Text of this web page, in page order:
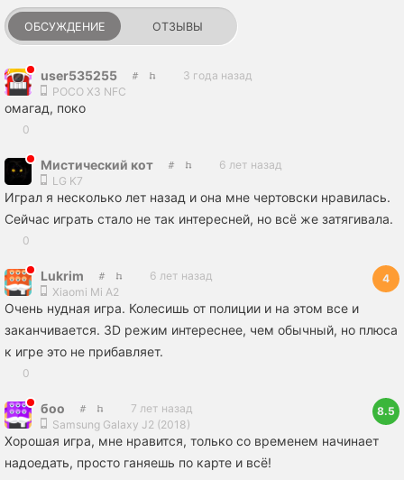
ОБСУЖДЕНИЕ ОТЗЫВЫ
user535255
3 года назад
POCO X3 NFC
омагад, поко
0
Мистический кот
6 лет назад
LG K7
Играл я несколько лет назад и она мне чертовски нравилась.
Сейчас играть стало не так интересней, но всё же затягивала.
0
Lukrim
6 лет назад
Xiaomi Mi A2
4
Очень нудная игра. Колесишь от полиции и на этом все и
заканчивается. 3D режим интереснее, чем обычный, но плюса
к игре это не прибавляет.
0
боо
7 лет назад
Samsung Galaxy J2 (2018)
8.5
Хорошая игра, мне нравится, только со временем начинает
надоедать, просто ганяешь по карте и всё!